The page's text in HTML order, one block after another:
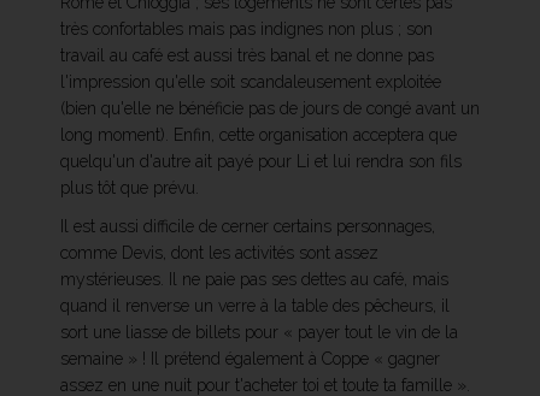
très confortables mais pas indignes non plus ; son
travail au café est aussi très banal et ne donne pas
l'impression qu'elle soit scandaleusement exploitée
(bien qu'elle ne bénéficie pas de jours de congé avant un
long moment). Enfin, cette organisation acceptera que
quelqu'un d'autre ait payé pour Li et lui rendra son fils
plus tôt que prévu.
Il est aussi difficile de cerner certains personnages,
comme Devis, dont les activités sont assez
mystérieuses. Il ne paie pas ses dettes au café, mais
quand il renverse un verre à la table des pêcheurs, il
sort une liasse de billets pour « payer tout le vin de la
semaine » ! Il prétend également à Coppe « gagner
assez en une nuit pour t'acheter toi et toute ta famille ».